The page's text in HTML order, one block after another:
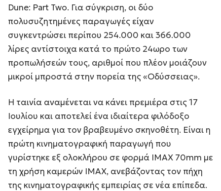
Dune: Part Two. Για σύγκριση, οι δύο
πολυσυζητημένες παραγωγές είχαν
συγκεντρώσει περίπου 254.000 και 366.000
λίρες αντίστοιχα κατά το πρώτο 24ωρο των
προπωλήσεών τους, αριθμοί που πλέον μοιάζουν
μικροί μπροστά στην πορεία της «Οδύσσειας».
Η ταινία αναμένεται να κάνει πρεμιέρα στις 17
Ιουλίου και αποτελεί ένα ιδιαίτερα φιλόδοξο
εγχείρημα για τον βραβευμένο σκηνοθέτη. Είναι η
πρώτη κινηματογραφική παραγωγή που
γυρίστηκε εξ ολοκλήρου σε φορμά IMAX 70mm με
τη χρήση καμερών IMAX, ανεβάζοντας τον πήχη
της κινηματογραφικής εμπειρίας σε νέα επίπεδα.